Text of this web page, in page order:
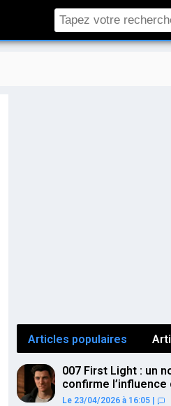
Articles populaires
007 First Light : un
confirme l’influence
gameplay
Le 23/04/2026 à 16:05